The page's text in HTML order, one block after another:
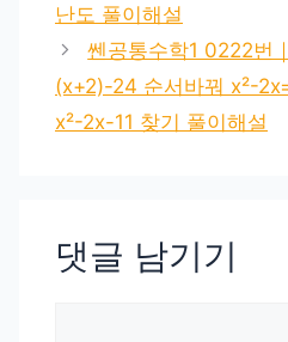
난도 풀이해설
쎈공통수학1 0222번
(x+2)-24 순서바꿔 x²-
x²-2x-11 찾기 풀이해설
댓글 남기기